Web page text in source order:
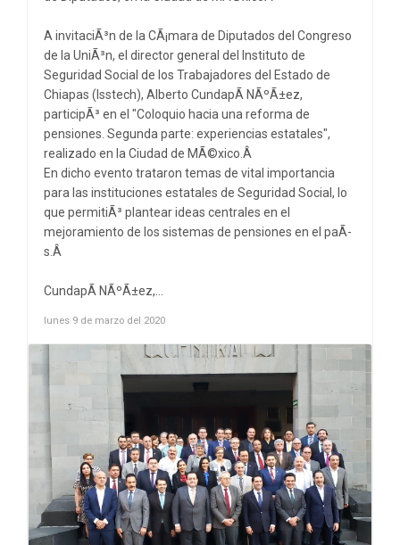
A invitaciÃ³n de la CÃ¡mara de Diputados del Congreso
de la UniÃ³n, el director general del Instituto de
Seguridad Social de los Trabajadores del Estado de
Chiapas (Isstech), Alberto CundapÃ­ NÃºÃ±ez,
participÃ³ en el "Coloquio hacia una reforma de
pensiones. Segunda parte: experiencias estatales",
realizado en la Ciudad de MÃ©xico.Â
En dicho evento trataron temas de vital importancia
para las instituciones estatales de Seguridad Social, lo
que permitiÃ³ plantear ideas centrales en el
mejoramiento de los sistemas de pensiones en el paÃ­
s.Â
CundapÃ­ NÃºÃ±ez,...
lunes 9 de marzo del 2020